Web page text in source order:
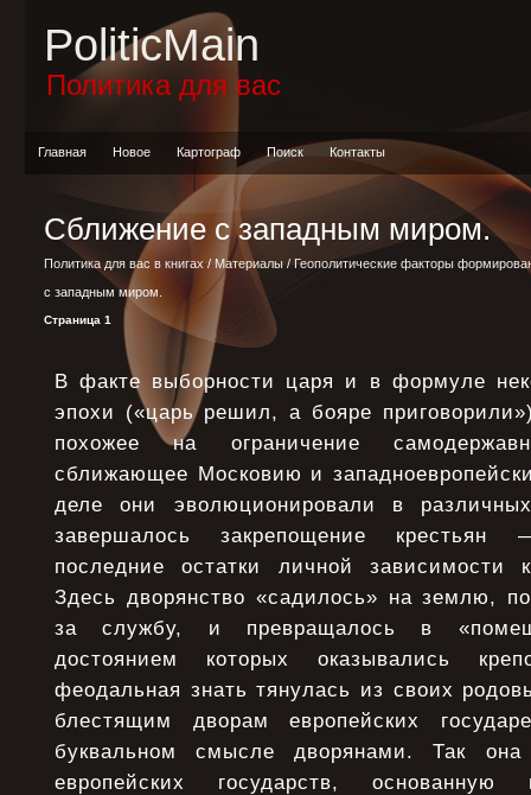
PoliticMain
Политика для вас
Главная Новое Картограф Поиск Контакты
Сближение с западным миром.
Политика для вас в книгах / Материалы / Геополитические факторы
с западным миром.
Страница 1
В факте выборности царя и в формуле
эпохи («царь решил, а бояре
похожее на ограничение
сближающее Московию и
деле они эволюционировали в
завершалось закрепощение
последние остатки личной зависимости
Здесь дворянство «садилось» на землю,
за службу, и превращалось в
достоянием которых оказывались
феодальная знать тянулась из своих
блестящим дворам европейских
буквальном смысле дворянами. Так
европейских государств,